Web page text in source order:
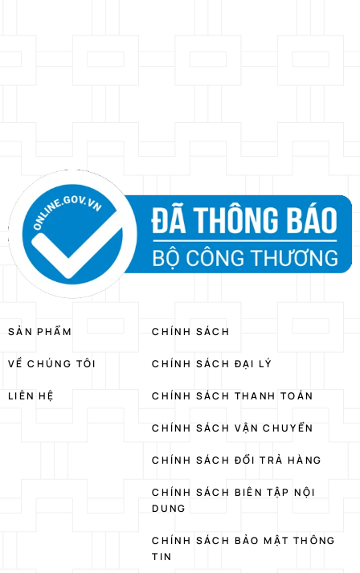
SẢN PHẨM
VỀ CHÚNG TÔI
LIÊN HỆ
CHÍNH SÁCH
CHÍNH SÁCH ĐẠI LÝ
CHÍNH SÁCH THANH TOÁN
CHÍNH SÁCH VẬN CHUYỂN
CHÍNH SÁCH ĐỔI TRẢ HÀNG
CHÍNH SÁCH BIÊN TẬP NỘI
DUNG
CHÍNH SÁCH BẢO MẬT THÔNG
TIN